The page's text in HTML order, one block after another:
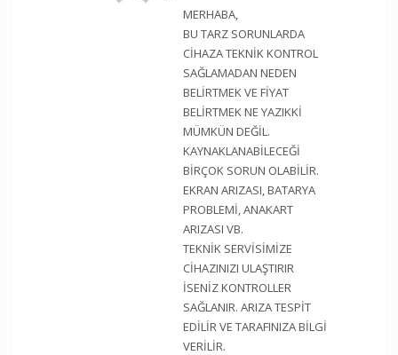
MERHABA,
BU TARZ SORUNLARDA
CİHAZA TEKNİK KONTROL
SAĞLAMADAN NEDEN
BELİRTMEK VE FİYAT
BELİRTMEK NE YAZIKKİ
MÜMKÜN DEĞİL.
KAYNAKLANABİLECEĞİ
BİRÇOK SORUN OLABİLİR.
EKRAN ARIZASI, BATARYA
PROBLEMİ, ANAKART
ARIZASI VB.
TEKNİK SERVİSİMİZE
CİHAZINIZI ULAŞTIRIR
İSENİZ KONTROLLER
SAĞLANIR. ARIZA TESPİT
EDİLİR VE TARAFINIZA BİLGİ
VERİLİR.